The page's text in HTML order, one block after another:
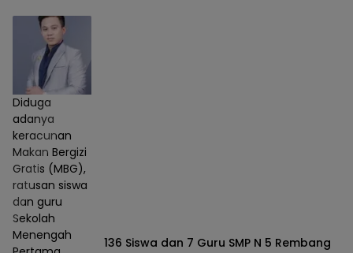
Diduga
adanya
keracunan
Makan Bergizi
Gratis (MBG),
ratusan siswa
dan guru
Sekolah
Menengah
136 Siswa dan 7 Guru SMP N 5 Rembang